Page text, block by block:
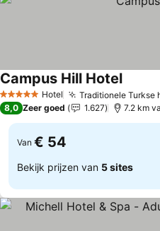
5 Sterren Hotel Traditionele Turkse
Campus Hill HotelPrijzen
8,0 Zeer goed 1.627 7.2 km
Van € 54
Bekijk prijzen van 5 sites